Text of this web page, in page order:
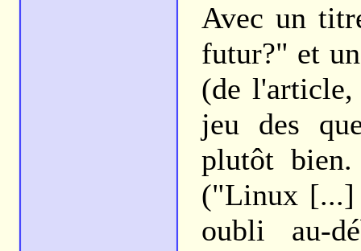
Avec un
futur?" et
(de
jeu des
plutôt
("Linux [...]
oubli au-